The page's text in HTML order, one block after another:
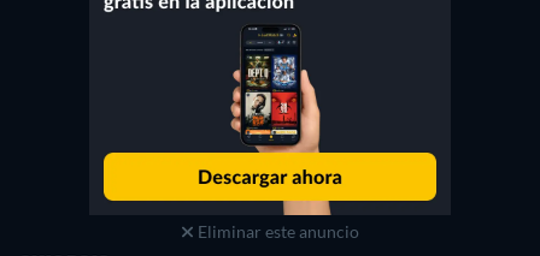
Eliminar este anuncio